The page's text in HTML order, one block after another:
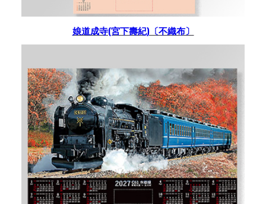
娘道成寺(宮下壽紀)〔不織布〕